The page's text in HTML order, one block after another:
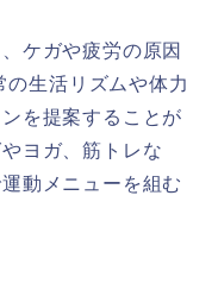
ケガや疲労の原因
生活リズムや体力
を提案することが
ヨガ、筋トレな
動メニューを組む